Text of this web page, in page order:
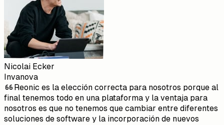
Nicolai Ecker
Invanova
Reonic es la elección correcta para nosotros porque al
final tenemos todo en una plataforma y la ventaja para
nosotros es que no tenemos que cambiar entre diferentes
soluciones de software y la incorporación de nuevos